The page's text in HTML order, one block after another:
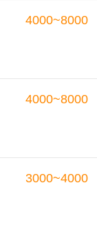
4000~8000
4000~8000
3000~4000